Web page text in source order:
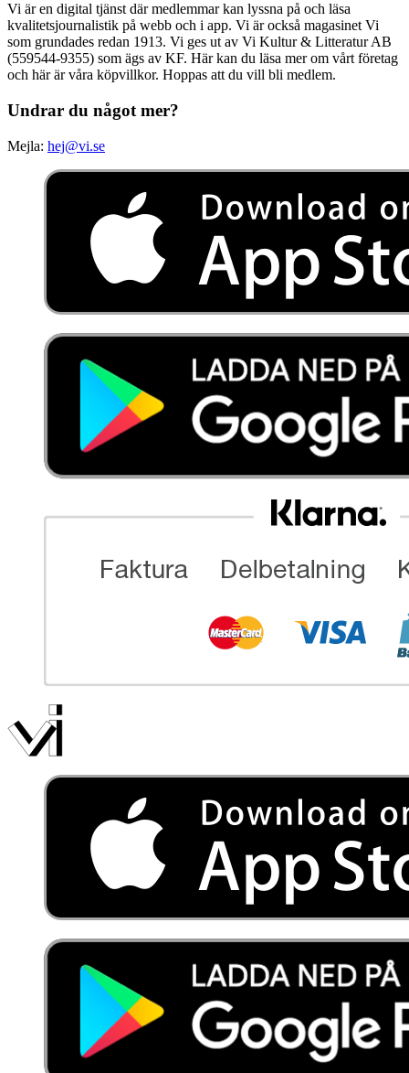
Vi är en digital tjänst där medlemmar kan lyssna på och läsa
kvalitetsjournalistik på webb och i app. Vi är också magasinet Vi
som grundades redan 1913. Vi ges ut av Vi Kultur & Litteratur AB
(559544-9355) som ägs av KF. Här kan du läsa mer om vårt företag
och här är våra köpvillkor. Hoppas att du vill bli medlem.
Undrar du något mer?
Mejla: hej@vi.se